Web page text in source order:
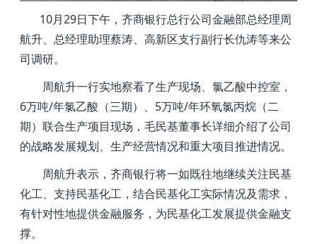
10月29日下午，齐商银行总行公司金融部总经理周
航升、总经理助理蔡涛、高新区支行副行长仇涛等来公
司调研。
周航升一行实地察看了生产现场、氯乙酸中控室，
6万吨/年氯乙酸（三期）、5万吨/年环氧氯丙烷（二
期）联合生产项目现场，毛民基董事长详细介绍了公司
的战略发展规划、生产经营情况和重大项目推进情况。
周航升表示，齐商银行将一如既往地继续关注民基
化工、支持民基化工，结合民基化工实际情况及需求，
有针对性地提供金融服务，为民基化工发展提供金融支
撑。